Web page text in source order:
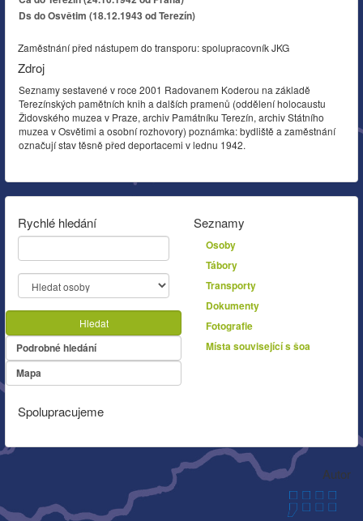
Ds do Osvětim (18.12.1943 od Terezín)
Zaměstnání před nástupem do transporu: spolupracovník JKG
Zdroj
Seznamy sestavené v roce 2001 Radovanem Koderou na základě
Terezínských pamětních knih a dalších pramenů (oddělení holocaustu
Židovského muzea v Praze, archiv Památníku Terezín, archiv Státního
muzea v Osvětimi a osobní rozhovory) poznámka: bydliště a zaměstnání
označují stav těsně před deportacemi v lednu 1942.
Rychlé hledání
Hledat
Podrobné hledání
Mapa
Seznamy
Osoby
Tábory
Transporty
Dokumenty
Fotografie
Místa související s šoa
Spolupracujeme
Autor